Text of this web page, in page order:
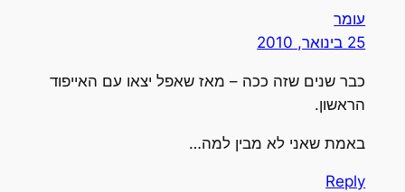
עומר
25 בינואר, 2010
כבר שנים שזה ככה – מאז שאפל יצאו עם האייפוד
הראשון.
באמת שאני לא מבין למה…
Reply